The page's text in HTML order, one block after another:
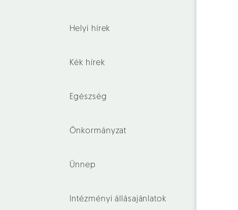
Helyi hírek
Kék hírek
Egészség
Önkormányzat
Ünnep
Intézményi állásajánlatok